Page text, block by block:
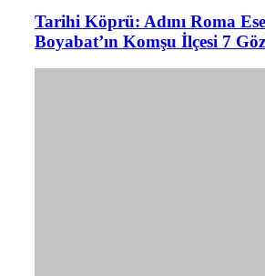
Tarihi Köprü: Adını Roma
Boyabat’ın Komşu İlçesi 7